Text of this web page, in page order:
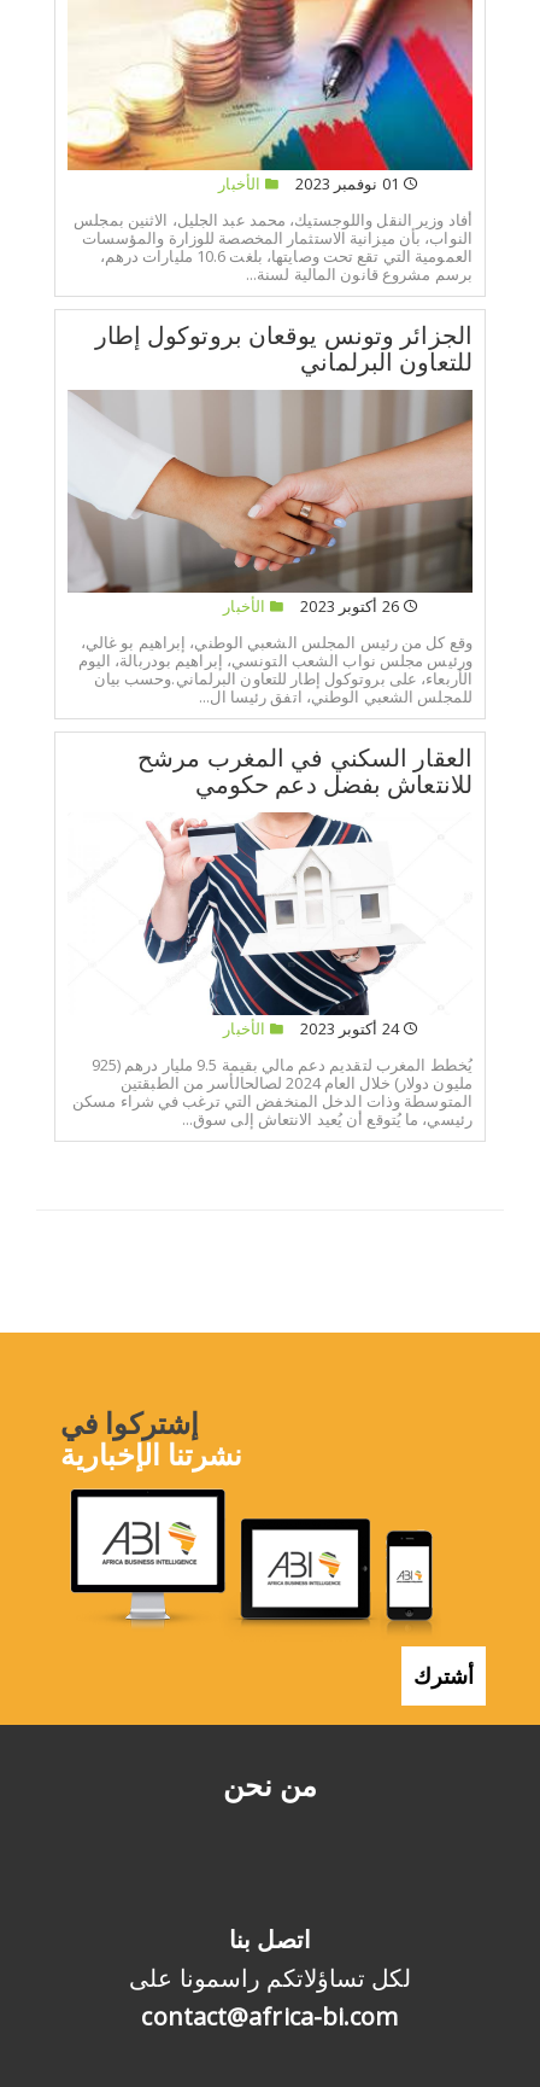
الأخبار
أفاد وزير النقل واللوجستيك، محمد عبد الجليل، الاثنين بمجلس
النواب، بأن ميزانية الاستثمار المخصصة للوزارة والمؤسسات
العمومية التي تقع تحت وصايتها، بلغت 10.6 مليارات درهم،
برسم مشروع قانون المالية لسنة...
الجزائر وتونس يوقعان بروتوكول إطار
للتعاون البرلماني
26 أكتوبر 2023
الأخبار
وقع كل من رئيس المجلس الشعبي الوطني، إبراهيم بو غالي،
ورئيس مجلس نواب الشعب التونسي، إبراهيم بودربالة، اليوم
الأربعاء، على بروتوكول إطار للتعاون البرلماني.وحسب بيان
للمجلس الشعبي الوطني، اتفق رئيسا ال...
العقار السكني في المغرب مرشح
للانتعاش بفضل دعم حكومي
24 أكتوبر 2023
الأخبار
يُخطط المغرب لتقديم دعم مالي بقيمة 9.5 مليار درهم (925
مليون دولار) خلال العام 2024 لصالحالأسر من الطبقتين
المتوسطة وذات الدخل المنخفض التي ترغب في شراء مسكن
رئيسي، ما يُتوقع أن يُعيد الانتعاش إلى سوق...
من نحن
اتصل بنا
لكل تساؤلاتكم راسمونا على
contact@africa-bi.com
إشتركوا في
نشرتنا الإخبارية
أشترك